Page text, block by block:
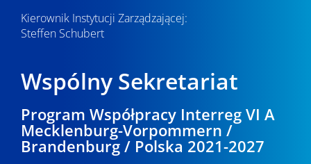
Kierownik Instytucji Zarządzającej:
Steffen Schubert
Wspólny Sekretariat
Program Współpracy Interreg VI A
Mecklenburg-Vorpommern /
Brandenburg / Polska 2021-2027